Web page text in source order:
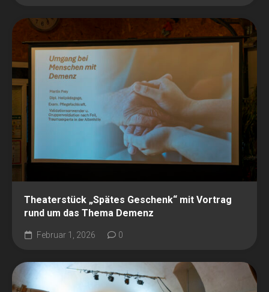
Theaterstück „Spätes Geschenk“ mit Vortrag
rund um das Thema Demenz
Februar 1, 2026 0